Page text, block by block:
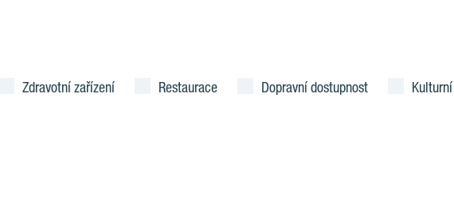
Zdravotní zařízení Restaurace Dopravní dostupnost